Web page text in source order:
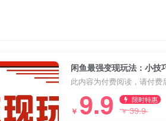
此内容为付费阅读，请付费
￥ 9.9 限时特惠
￥39.9